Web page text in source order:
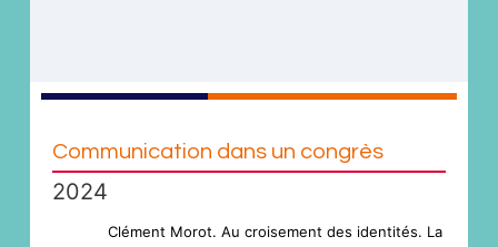
Communication dans un congrès
2024
Clément Morot. Au croisement des identités. La